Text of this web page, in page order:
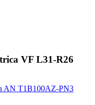
VF L31-R26